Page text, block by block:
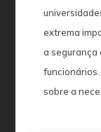
extrema
a segurança
sobre a